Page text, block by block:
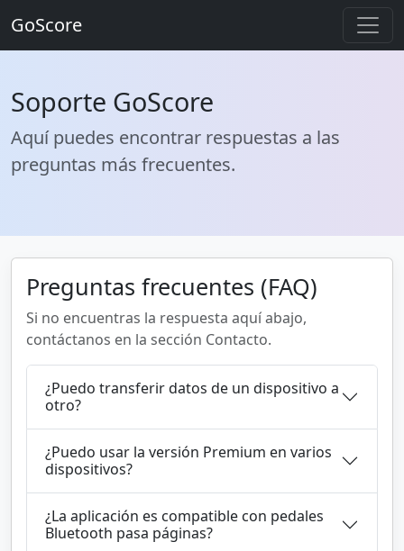
GoScore
Soporte GoScore
Aquí puedes encontrar respuestas a las
preguntas más frecuentes.
Preguntas frecuentes (FAQ)
Si no encuentras la respuesta aquí abajo,
contáctanos en la sección Contacto.
¿Puedo transferir datos de un dispositivo a
otro?
¿Puedo usar la versión Premium en varios
dispositivos?
¿La aplicación es compatible con pedales
Bluetooth pasa páginas?